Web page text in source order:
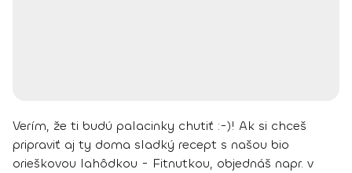
Verím, že ti budú palacinky chutiť :-)! Ak si chceš
pripraviť aj ty doma sladký recept s našou bio
orieškovou lahôdkou - Fitnutkou, objednáš napr. v